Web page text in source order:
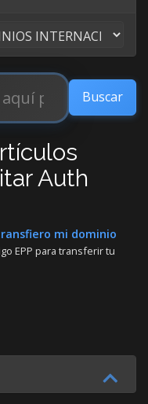
Auth
mi dominio
EPP para transferir tu